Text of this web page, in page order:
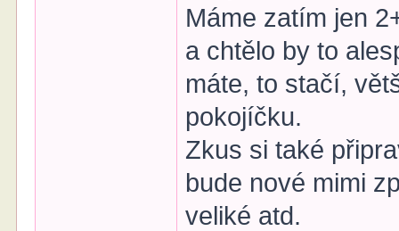
Máme zatím jen
a chtělo by to
máte, to stačí,
pokojíčku.
Zkus si také
bude nové mimi
veliké atd.